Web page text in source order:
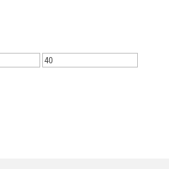
Maks